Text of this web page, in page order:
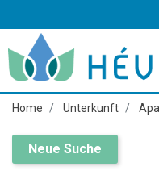
Home Unterkunft
Neue Suche